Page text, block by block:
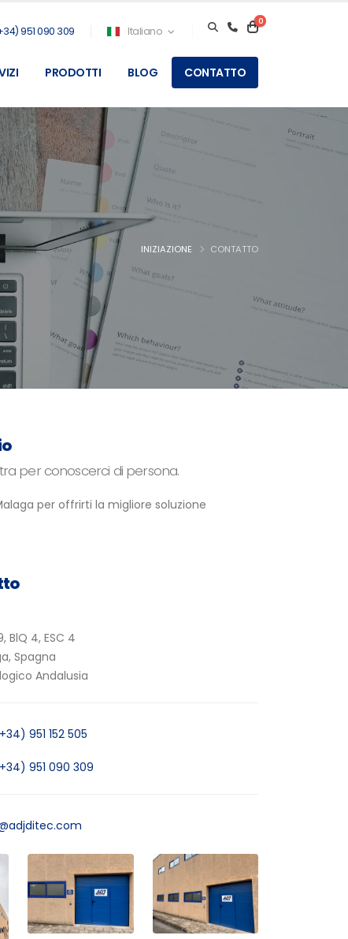
951 090 309 Italiano
0
PRODOTTI BLOG CONTATTO
INIZIAZIONE CONTATTO
per conoscerci di persona.
per offrirti la migliore soluzione
BlQ 4, ESC 4
Spagna
Andalusia
951 152 505
951 090 309